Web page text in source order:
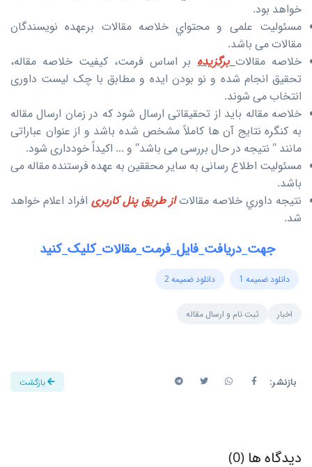
خواهد بود.
مسئولیت علمی و محتواي خلاصه مقالات برعهده نویسندگان
مقالات می باشد.
خلاصه مقالاتبرگزیده بر اساس فرمت، کیفیت خلاصه مقاله،
تحقیق انجام شده و نو بودن ایده و مطابق با چک لیست داوری
انتخاب می شوند.
خلاصه مقاله باید از تحقیقاتی ارسال شود که در زمان ارسال مقاله
به کنگره نتایج آن ها کاملاً مشخص شده باشد و از عنوان عباراتی
مانند " نتیجه در حال بررسی می باشد" و ... اکیداً خودداری شود.
مسئولیت اطلاع رسانی به سایر محققین به عهده فرستنده مقاله می
باشد.
نتيجه داوري خلاصه مقالات از طريق پنل کاربری افراد اعلام خواهد
شد.
جهت_دریافت_فایل_فرمت_مقالات_کلیک_کنید
دانلود ضمیمه 1 دانلود ضمیمه 2
اخبار ثبت نام و ارسال مقاله
بازنشر: بازگشت
دیدگاه ها (0)